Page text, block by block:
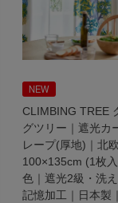
NEW
CLIMBING TREE
グツリー｜遮光カ
レープ(厚地)｜北欧
100×135cm (1枚
色｜遮光2級・洗
記憶加工｜日本製